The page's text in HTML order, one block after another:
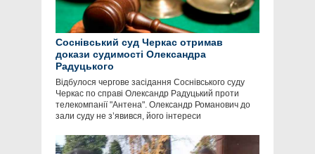
Соснівський суд Черкас отримав
докази судимості Олександра
Радуцького
Відбулося чергове засідання Соснівського суду
Черкас по справі Олександр Радуцький проти
телекомпанії "Антена". Олександр Романович до
зали суду не з’явився, його інтереси